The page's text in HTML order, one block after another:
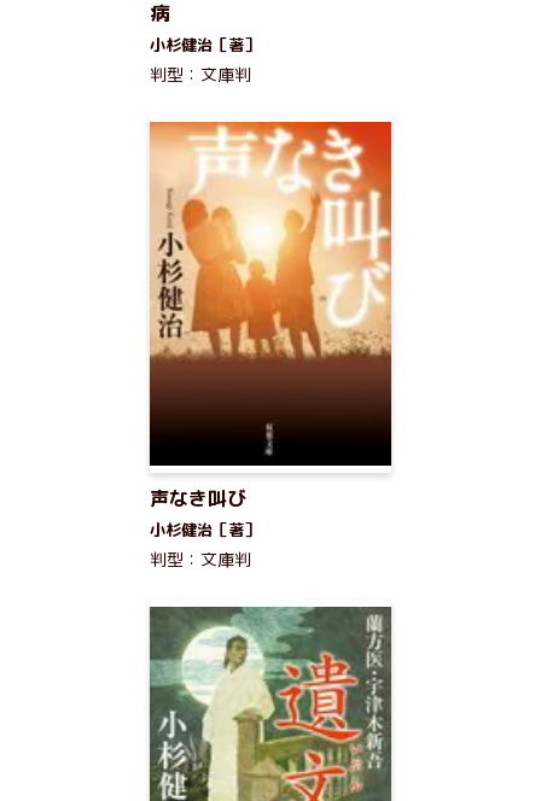
病
小杉健治［著］
判型：文庫判
声なき叫び
小杉健治［著］
判型：文庫判